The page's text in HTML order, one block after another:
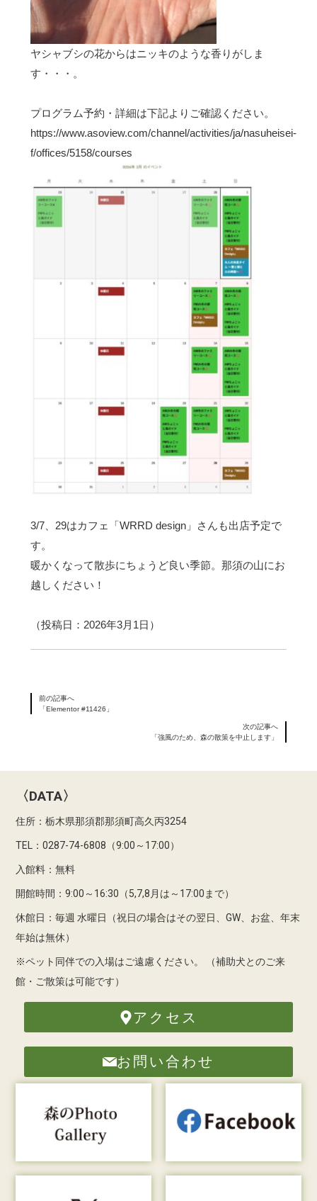
ヤシャブシの花からはニッキのような香りがしま
す・・・。
プログラム予約・詳細は下記よりご確認ください。
https://www.asoview.com/channel/activities/ja/nasuheisei-
f/offices/5158/courses
3/7、29はカフェ「WRRD design」さんも出店予定で
す。
暖かくなって散歩にちょうど良い季節。那須の山にお
越しください！
（投稿日：2026年3月1日）
前の記事へ
「Elementor #11426」
次の記事へ
「強風のため、森の散策を中止します」
〈DATA〉
住所：栃木県那須郡那須町高久丙3254
TEL：0287-74-6808（9:00～17:00）
入館料：無料
開館時間：9:00～16:30（5,7,8月は～17:00まで）
休館日：毎週 水曜日（祝日の場合はその翌日、GW、お盆、年末
年始は無休）
※ペット同伴での入場はご遠慮ください。
（補助犬とのご来
館・ご散策は可能です）
アクセス
お問い合わせ